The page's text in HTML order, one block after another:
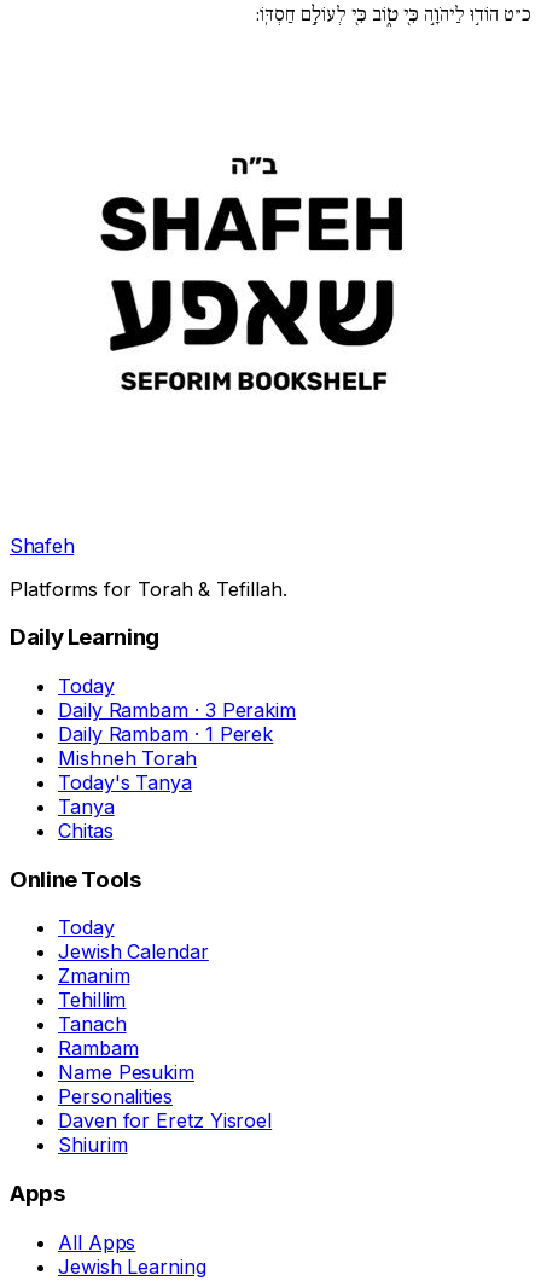
כ״ט הוֹד֣וּ לַיהֹוָ֣ה כִּ֖י ט֑וֹב כִּ֖י לְעוֹלָ֣ם חַסְדּֽוֹ:
Shafeh
Platforms for Torah & Tefillah.
Daily Learning
Today
Daily Rambam · 3 Perakim
Daily Rambam · 1 Perek
Mishneh Torah
Today's Tanya
Tanya
Chitas
Online Tools
Today
Jewish Calendar
Zmanim
Tehillim
Tanach
Rambam
Name Pesukim
Personalities
Daven for Eretz Yisroel
Shiurim
Apps
All Apps
Jewish Learning